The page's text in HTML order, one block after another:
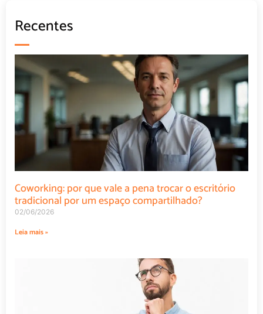
Recentes
Coworking: por que vale a pena trocar o escritório
tradicional por um espaço compartilhado?
02/06/2026
Leia mais »